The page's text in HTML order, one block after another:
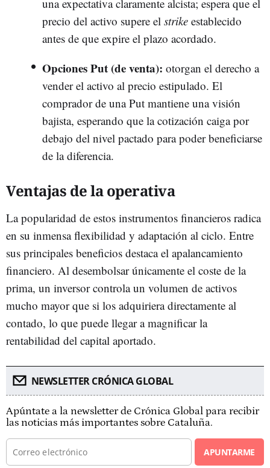
una expectativa claramente alcista; espera que el
precio del activo supere el strike establecido
antes de que expire el plazo acordado.
Opciones Put (de venta): otorgan el derecho a
vender el activo al precio estipulado. El
comprador de una Put mantiene una visión
bajista, esperando que la cotización caiga por
debajo del nivel pactado para poder beneficiarse
de la diferencia.
Ventajas de la operativa
La popularidad de estos instrumentos financieros radica
en su inmensa flexibilidad y adaptación al ciclo. Entre
sus principales beneficios destaca el apalancamiento
financiero. Al desembolsar únicamente el coste de la
prima, un inversor controla un volumen de activos
mucho mayor que si los adquiriera directamente al
contado, lo que puede llegar a magnificar la
rentabilidad del capital aportado.
NEWSLETTER CRÓNICA GLOBAL
Apúntate a la newsletter de Crónica Global para recibir
las noticias más importantes sobre Cataluña.
APUNTARME